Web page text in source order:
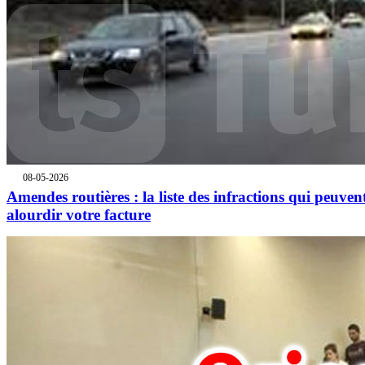
08-05-2026
Amendes routières : la liste des infractions qui
alourdir votre facture